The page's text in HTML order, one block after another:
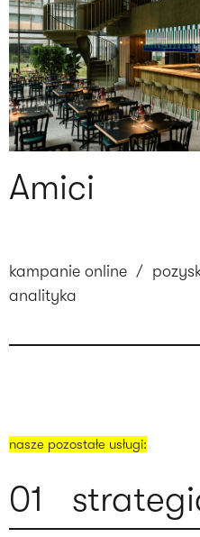
Amici
kampanie online /
analityka
nasze pozostałe usługi:
01